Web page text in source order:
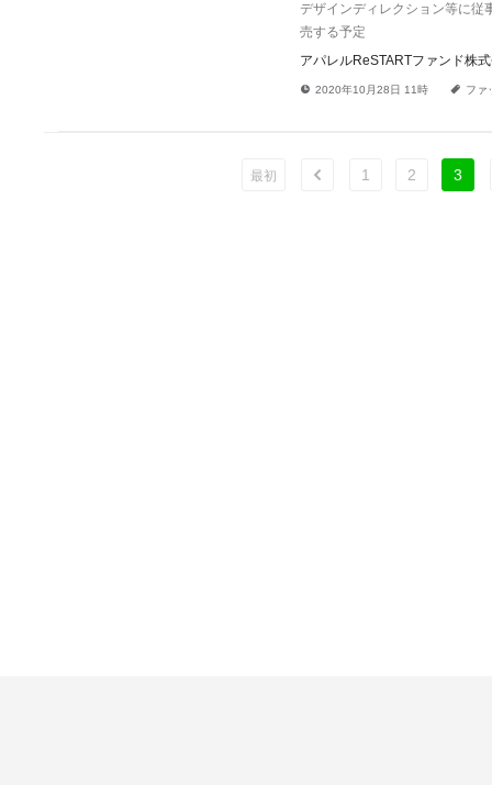
デザインディレクション等に従
売する予定
アパレルReSTARTファンド株
! 2020年10月28日 11時 a ファ
最初 ù 1 2 3